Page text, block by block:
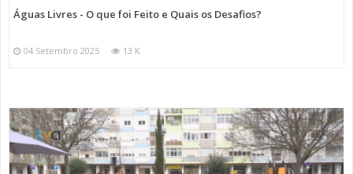
Águas Livres - O que foi Feito e Quais os Desafios?
04 Setembro 2025 13 K